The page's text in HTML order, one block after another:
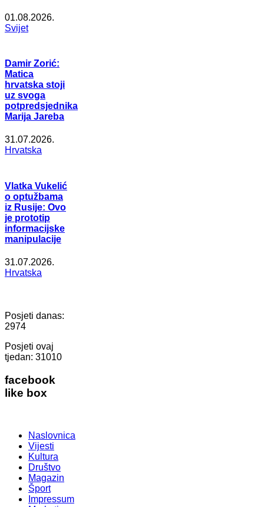
01.08.2026.
Svijet
Damir Zorić:
Matica
hrvatska stoji
uz svoga
potpredsjednika
Marija Jareba
31.07.2026.
Hrvatska
Vlatka Vukelić
o optužbama
iz Rusije: Ovo
je prototip
informacijske
manipulacije
31.07.2026.
Hrvatska
Posjeti danas:
2974
Posjeti ovaj
tjedan: 31010
facebook
like box
Naslovnica
Vijesti
Kultura
Društvo
Magazin
Šport
Impressum